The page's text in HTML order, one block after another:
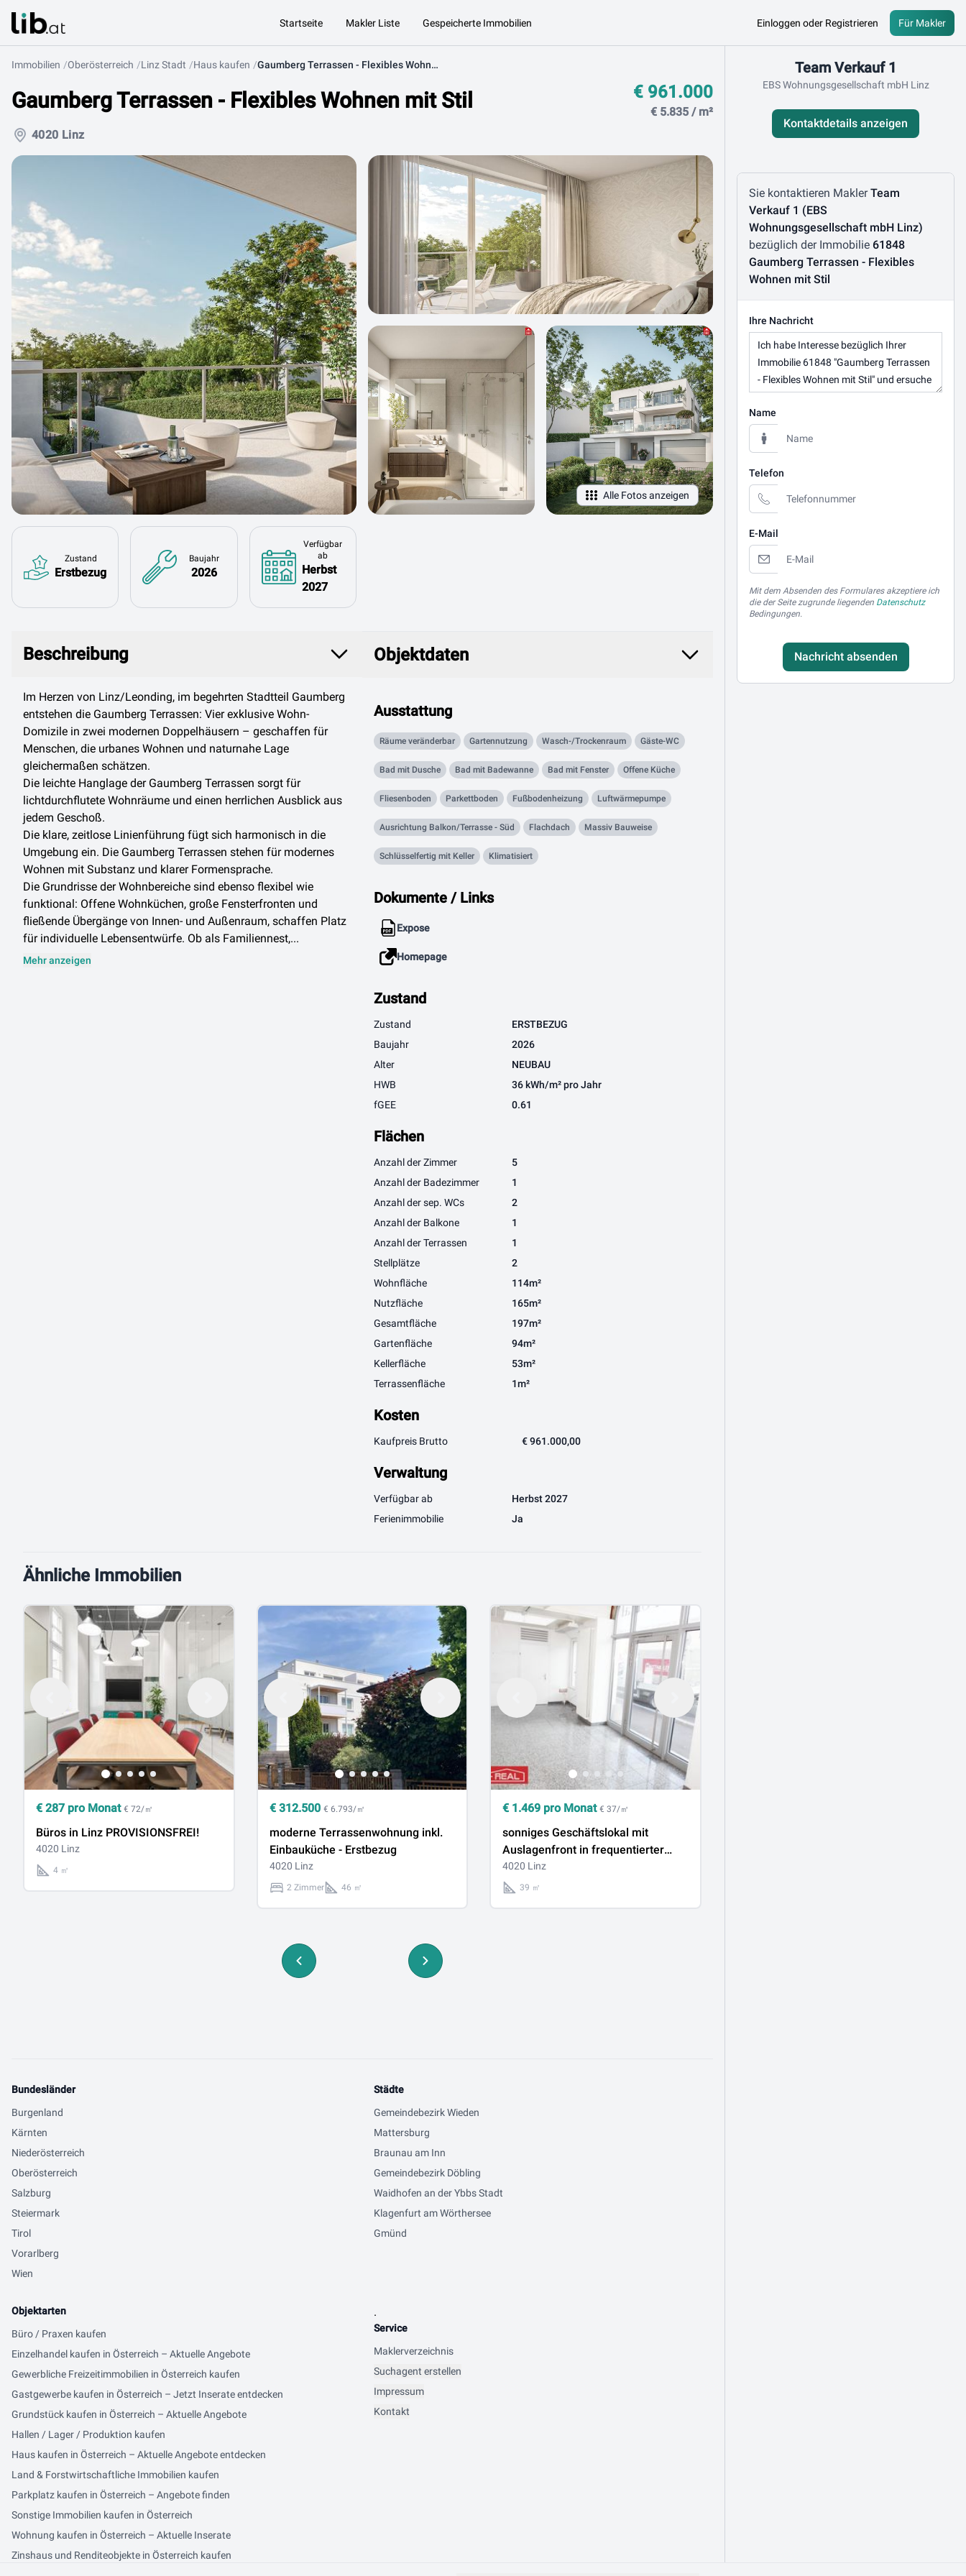
Startseite Makler Liste Gespeicherte Immobilien Einloggen oder Registrieren Für Makler
Immobilien Oberösterreich Linz Stadt Haus kaufen Gaumberg Terrassen - Flexibles Wohnen mit Stil
Gaumberg Terrassen - Flexibles Wohnen mit Stil € 961.000
€ 5.835 / m²
4020 Linz
Alle Fotos anzeigen
Zustand
Erstbezug
Baujahr
2026
Verfügbar
ab
Herbst
2027
Beschreibung
Im Herzen von Linz/Leonding, im begehrten Stadtteil Gaumberg
entstehen die Gaumberg Terrassen: Vier exklusive Wohn-
Domizile in zwei modernen Doppelhäusern – geschaffen für
Menschen, die urbanes Wohnen und naturnahe Lage
gleichermaßen schätzen.
Die leichte Hanglage der Gaumberg Terrassen sorgt für
lichtdurchflutete Wohnräume und einen herrlichen Ausblick aus
jedem Geschoß.
Die klare, zeitlose Linienführung fügt sich harmonisch in die
Umgebung ein. Die Gaumberg Terrassen stehen für modernes
Wohnen mit Substanz und klarer Formensprache.
Die Grundrisse der Wohnbereiche sind ebenso flexibel wie
funktional: Offene Wohnküchen, große Fensterfronten und
fließende Übergänge von Innen- und Außenraum, schaffen Platz
für individuelle Lebensentwürfe. Ob als Familiennest,...
Mehr anzeigen
Objektdaten
Ausstattung
Räume veränderbar Gartennutzung Wasch-/Trockenraum Gäste-WC
Bad mit Dusche Bad mit Badewanne Bad mit Fenster Offene Küche
Fliesenboden Parkettboden Fußbodenheizung Luftwärmepumpe
Ausrichtung Balkon/Terrasse - Süd Flachdach Massiv Bauweise
Schlüsselfertig mit Keller Klimatisiert
Dokumente / Links
Expose
Homepage
Zustand
Zustand
ERSTBEZUG
Baujahr
2026
Alter
NEUBAU
HWB
36 kWh/m² pro Jahr
fGEE
0.61
Flächen
Anzahl der Zimmer
5
Anzahl der Badezimmer
1
Anzahl der sep. WCs
2
Anzahl der Balkone
1
Anzahl der Terrassen
1
Stellplätze
2
Wohnfläche
114m²
Nutzfläche
165m²
Gesamtfläche
197m²
Gartenfläche
94m²
Kellerfläche
53m²
Terrassenfläche
1m²
Kosten
Kaufpreis Brutto € 961.000,00
Verwaltung
Verfügbar ab
Herbst 2027
Ferienimmobilie
Ja
Ähnliche Immobilien
€ 287 pro Monat € 72/㎡
Büros in Linz PROVISIONSFREI!
4020 Linz
4 ㎡
€ 312.500 € 6.793/㎡
moderne Terrassenwohnung inkl.
Einbauküche - Erstbezug
4020 Linz
2 Zimmer 46 ㎡
€ 1.469 pro Monat€ 37/㎡
sonniges Geschäftslokal mit
Auslagenfront in frequentierter
Lage
4020 Linz
39 ㎡
Bundesländer
Burgenland
Kärnten
Niederösterreich
Oberösterreich
Salzburg
Steiermark
Tirol
Vorarlberg
Wien
Städte
Gemeindebezirk Wieden
Mattersburg
Braunau am Inn
Gemeindebezirk Döbling
Waidhofen an der Ybbs Stadt
Klagenfurt am Wörthersee
Gmünd
Objektarten
Büro / Praxen kaufen
Einzelhandel kaufen in Österreich – Aktuelle Angebote
Gewerbliche Freizeitimmobilien in Österreich kaufen
Gastgewerbe kaufen in Österreich – Jetzt Inserate entdecken
Grundstück kaufen in Österreich – Aktuelle Angebote
Hallen / Lager / Produktion kaufen
Haus kaufen in Österreich – Aktuelle Angebote entdecken
Land & Forstwirtschaftliche Immobilien kaufen
Parkplatz kaufen in Österreich – Angebote finden
Sonstige Immobilien kaufen in Österreich
Wohnung kaufen in Österreich – Aktuelle Inserate
Zinshaus und Renditeobjekte in Österreich kaufen
.
Service
Maklerverzeichnis
Suchagent erstellen
Impressum
Kontakt
KontaktdatenTeam Verkauf 1
EBS Wohnungsgesellschaft mbH Linz
Kontaktdetails anzeigen
Nachricht schreiben
Sie kontaktieren MaklerTeam
Verkauf 1 (EBS
Wohnungsgesellschaft mbH Linz)
bezüglich der Immobilie 61848
Gaumberg Terrassen - Flexibles
Wohnen mit Stil
Ihre Nachricht
Name
Telefon
E-Mail
Mit dem Absenden des Formulares akzeptiere ich
die der Seite zugrunde liegenden Datenschutz
Bedingungen.
Nachricht absenden